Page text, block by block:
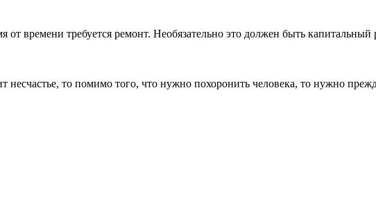
от времени требуется ремонт. Необязательно это должен быть
несчастье, то помимо того, что нужно похоронить человека, то нужно